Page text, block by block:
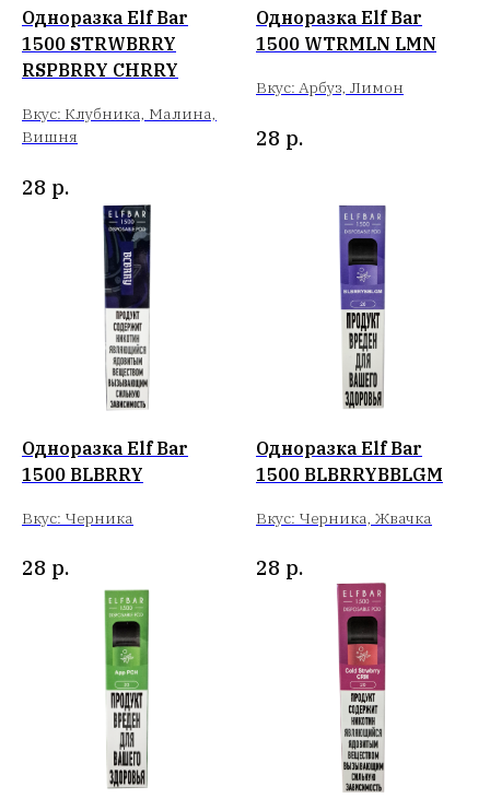
Одноразка Elf Bar
1500 STRWBRRY
RSPBRRY CHRRY
Вкус: Клубника, Малина,
Вишня
28 р.
Одноразка Elf Bar
1500 WTRMLN LMN
Вкус: Арбуз, Лимон
28 р.
Одноразка Elf Bar
1500 BLBRRY
Вкус: Черника
28 р.
Одноразка Elf Bar
1500 BLBRRYBBLGM
Вкус: Черника, Жвачка
28 р.